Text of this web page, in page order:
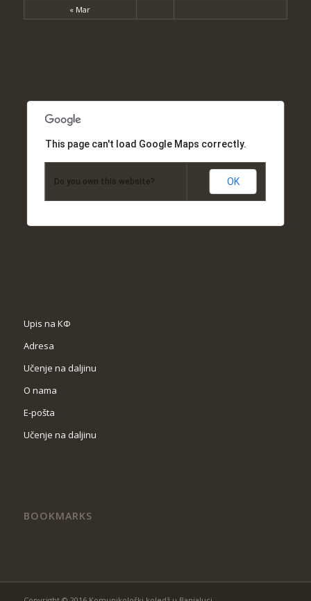
« Mar
This page can't load Google Maps correctly.
Do you own this website? OK
Upis na КФ
Adresa
Učenje na daljinu
O nama
Е-pošta
Učenje na daljinu
BOOKMARKS